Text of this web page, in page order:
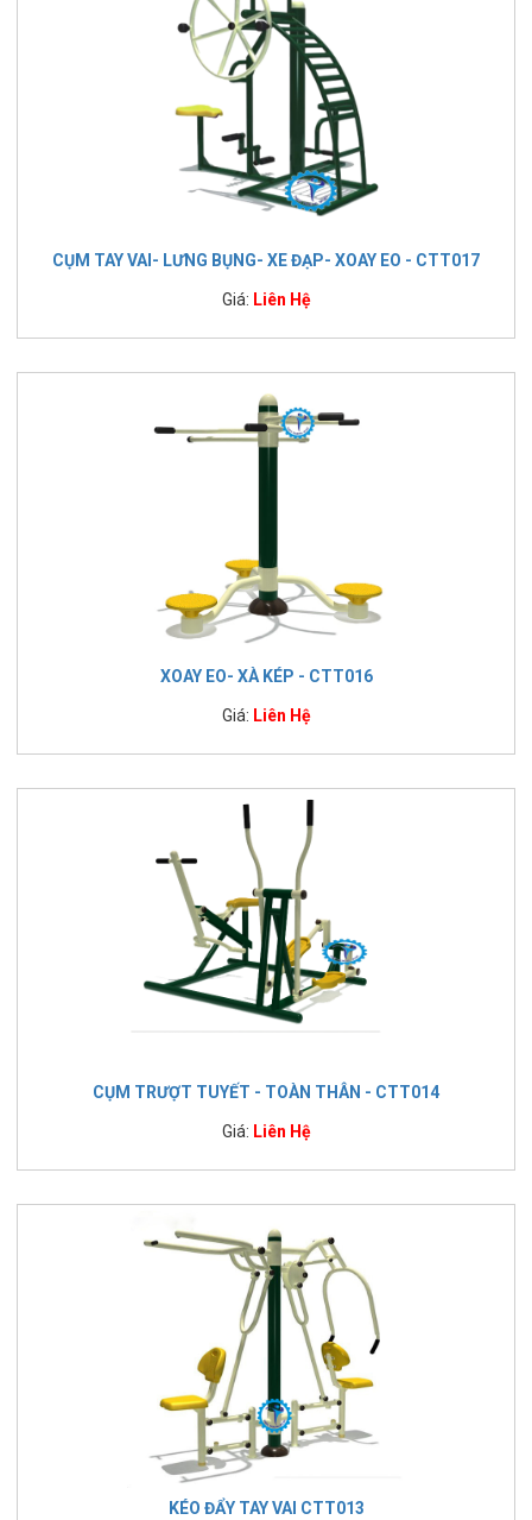
CỤM TAY VAI- LƯNG BỤNG- XE ĐẠP- XOAY EO - CTT017
Giá: Liên Hệ
XOAY EO- XÀ KÉP - CTT016
Giá: Liên Hệ
CỤM TRƯỢT TUYẾT - TOÀN THÂN - CTT014
Giá: Liên Hệ
KÉO ĐẨY TAY VAI CTT013